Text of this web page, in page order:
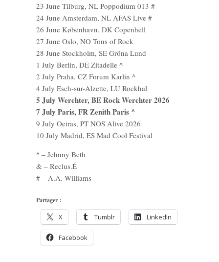
23 June Tilburg, NL Poppodium 013 #
24 June Amsterdam, NL AFAS Live #
26 June København, DK Copenhell
27 June Oslo, NO Tons of Rock
28 June Stockholm, SE Gröna Lund
1 July Berlin, DE Zitadelle ^
2 July Praha, CZ Forum Karlín ^
4 July Esch-sur-Alzette, LU Rockhal
5 July Werchter, BE Rock Werchter 2026
7 July Paris, FR Zenith Paris ^
9 July Oeiras, PT NOS Alive 2026
10 July Madrid, ES Mad Cool Festival
^ – Jehnny Beth
& – Reclus.É
# – A.A. Williams
Partager :
X Tumblr LinkedIn
Facebook